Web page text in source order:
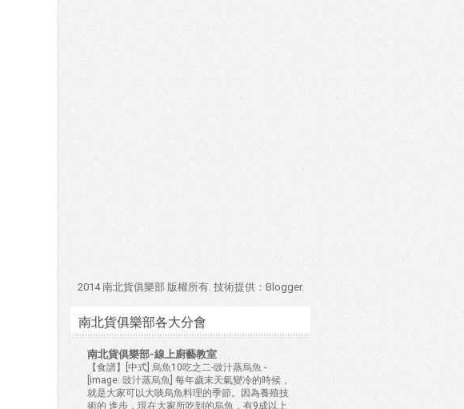
2014 南北貨俱樂部 版權所有. 技術提供： Blogger.
南北貨俱樂部各大分會
南北貨俱樂部-線上廚藝教室
【食譜】[中式] 烏魚10吃之二-豉汁蒸烏魚 -
[image: 豉汁蒸烏魚] 每年歲末天氣變冷的時候，
就是大家可以大啖烏魚料理的季節。因為養殖技
術的 進步，現在大家所吃到的烏魚，有9成以上